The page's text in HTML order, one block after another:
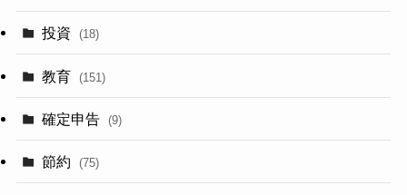
投資 (18)
教育 (151)
確定申告 (9)
節約 (75)